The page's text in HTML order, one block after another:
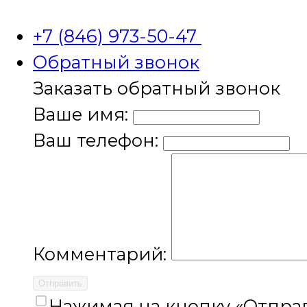
+7 (846) 973-50-47
Обратный звонок
Заказать обратный звонок
Ваше имя:
Ваш телефон:
Комментарий:
Отправить